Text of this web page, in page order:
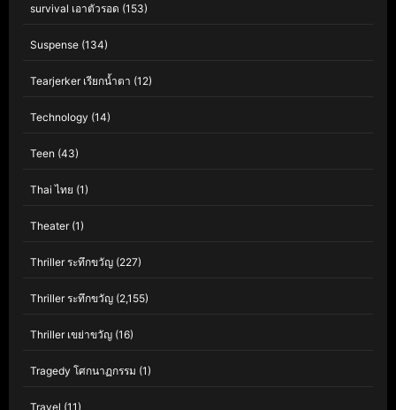
survival เอาตัวรอด (153)
Suspense (134)
Tearjerker เรียกน้ำตา (12)
Technology (14)
Teen (43)
Thai ไทย (1)
Theater(1)
Thriller ระทึกขวัญ (227)
Thriller ระทึกขวัญ (2,155)
Thriller เขย่าขวัญ (16)
Tragedy โศกนาฏกรรม (1)
Travel (11)